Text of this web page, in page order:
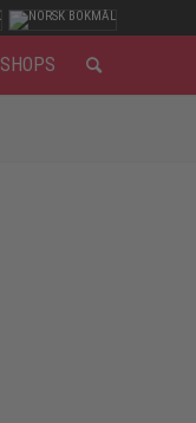
SHOPS